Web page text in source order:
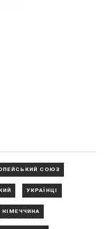
СОЮЗ
УКРАЇНЦІ
НІМЕЧЧИНА